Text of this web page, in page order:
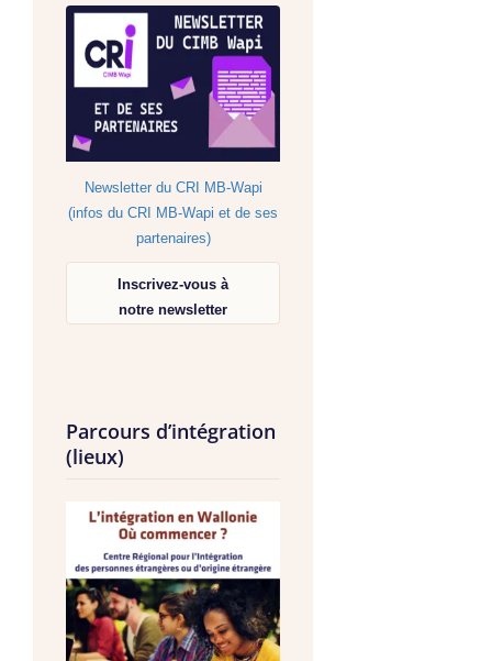
Newsletter du CRI MB-Wapi
(infos du CRI MB-Wapi et de ses
partenaires)
Inscrivez-vous à
notre newsletter
Parcours d’intégration
(lieux)